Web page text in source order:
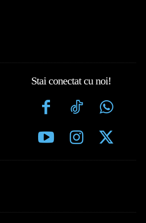
Stai conectat cu noi!